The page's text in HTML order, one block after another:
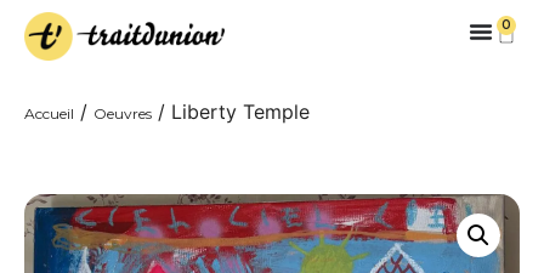
0
Accueil / Oeuvres / Liberty Temple